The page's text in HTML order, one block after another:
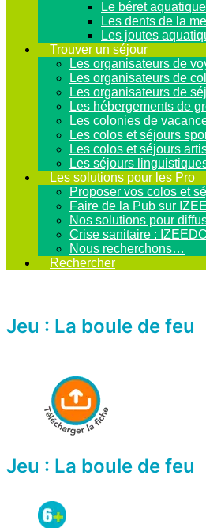
Le béret aquatique
Les dents de la
Les joutes
Trouver un séjour
Les organisateurs de
Les organisateurs de
Les organisateurs de
Les hébergements de
Les colonies de
Les colos et séjours
Les colos et séjours
Les séjours
Les solutions pour les Pro
Proposer vos colos et
Faire de la Pub sur
Nos solutions pour
Crise sanitaire :
Nous recherchons…
Rechercher
Jeu : La boule de feu
Jeu : La boule de feu